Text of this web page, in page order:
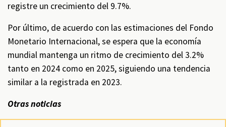
registre un crecimiento del 9.7%.
Por último, de acuerdo con las estimaciones del Fondo
Monetario Internacional, se espera que la economía
mundial mantenga un ritmo de crecimiento del 3.2%
tanto en 2024 como en 2025, siguiendo una tendencia
similar a la registrada en 2023.
Otras noticias